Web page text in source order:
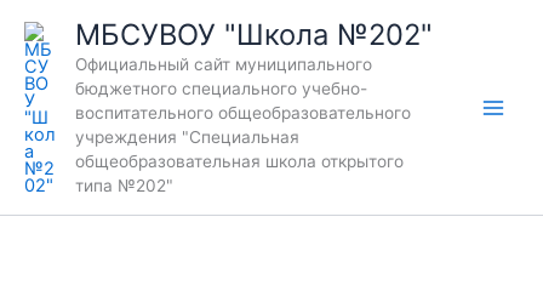
содержимому
МБСУВОУ "Школа №202"
Официальный сайт муниципального
бюджетного специального учебно-
воспитательного общеобразовательного
учреждения "Специальная
общеобразовательная школа открытого
типа №202"